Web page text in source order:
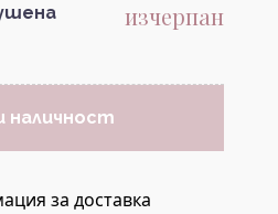
изчерпан
наличност
за доставка